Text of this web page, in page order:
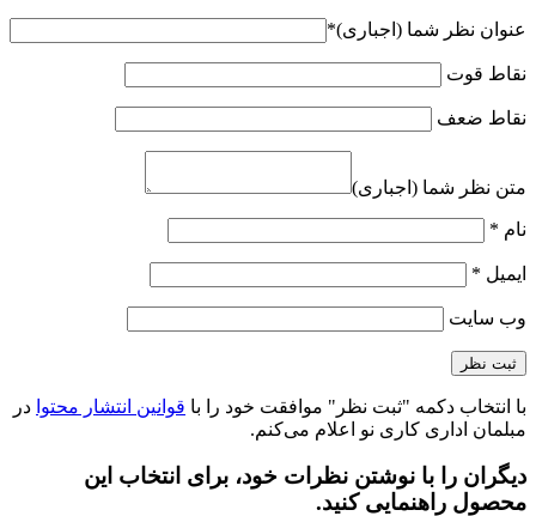
عنوان نظر شما (اجباری)*
نقاط قوت
نقاط ضعف
متن نظر شما (اجباری)
نام *
ایمیل *
وب‌ سایت
با انتخاب دکمه "ثبت نظر" موافقت خود را با قوانین انتشار محتوا در
مبلمان اداری کاری نو اعلام می‌کنم.
دیگران را با نوشتن نظرات خود، برای انتخاب این
محصول راهنمایی کنید.